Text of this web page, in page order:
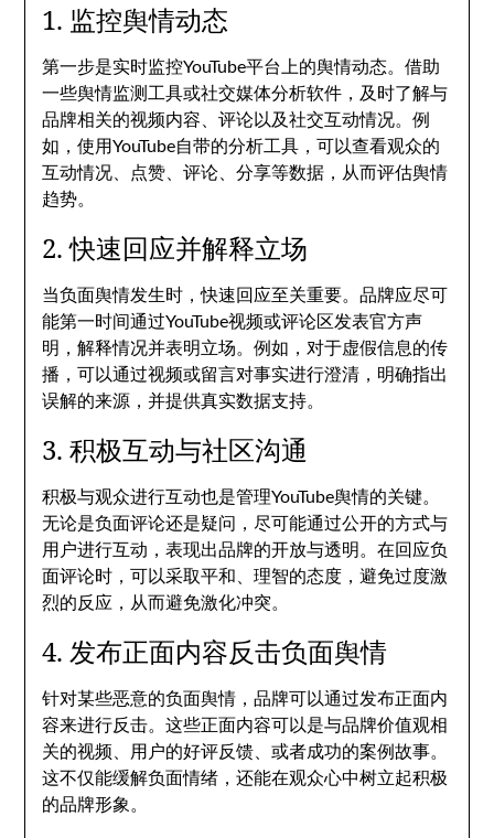
1. 监控舆情动态
第一步是实时监控YouTube平台上的舆情动态。借助
一些舆情监测工具或社交媒体分析软件，及时了解与
品牌相关的视频内容、评论以及社交互动情况。例
如，使用YouTube自带的分析工具，可以查看观众的
互动情况、点赞、评论、分享等数据，从而评估舆情
趋势。
2. 快速回应并解释立场
当负面舆情发生时，快速回应至关重要。品牌应尽可
能第一时间通过YouTube视频或评论区发表官方声
明，解释情况并表明立场。例如，对于虚假信息的传
播，可以通过视频或留言对事实进行澄清，明确指出
误解的来源，并提供真实数据支持。
3. 积极互动与社区沟通
积极与观众进行互动也是管理YouTube舆情的关键。
无论是负面评论还是疑问，尽可能通过公开的方式与
用户进行互动，表现出品牌的开放与透明。在回应负
面评论时，可以采取平和、理智的态度，避免过度激
烈的反应，从而避免激化冲突。
4. 发布正面内容反击负面舆情
针对某些恶意的负面舆情，品牌可以通过发布正面内
容来进行反击。这些正面内容可以是与品牌价值观相
关的视频、用户的好评反馈、或者成功的案例故事。
这不仅能缓解负面情绪，还能在观众心中树立起积极
的品牌形象。